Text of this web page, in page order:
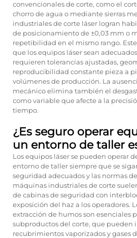
convencionales de corte, como el
chorro de agua o mediante sierras
industriales de corte láser logran
de posicionamiento de ±0,03 mm o
repetibilidad en el mismo rango.
que los equipos láser sean
requieren tolerancias ajustadas,
reproducibilidad constante pieza a
volúmenes de producción. La
mecánico elimina también el
como variable que afecte a la
tiempo.
¿Es seguro operar
un entorno de taller
Los equipos láser se pueden operar
entorno de taller siempre que se
seguridad adecuados y las normas
máquinas industriales de corte
de cabinas de seguridad con
exposición del haz a los operadores.
extracción de humos son esenciales
subproductos del corte, que pueden
recubrimientos vaporizados y gases